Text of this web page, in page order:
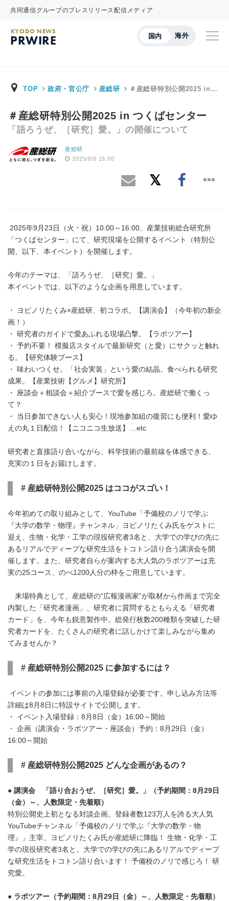
共同通信グループのプレスリリース配信メディア
国内 海外
KYODO NEWS
PRWIRE
TOP 政府・官公庁 産総研 ＃産総研特別公開2025 in…
＃産総研特別公開2025 in つくばセンター
「語ろうぜ、［研究］愛。」の開催について
産総研
2025/8/8 16:00
2025年9月23日（火・祝）10:00～16:00、産業技術総合研究所
「つくばセンター」にて、研究現場を公開するイベント（特別公
開、以下、本イベント）を開催します。
今年のテーマは、「語ろうぜ、［研究］愛。」
本イベントでは、以下のような企画を用意しています。
・ ヨビノリたくみ×産総研、初コラボ。【講演会】（今年初の新企
画！）
・ 研究者のガイドで愛あふれる現場凸撃。【ラボツアー】
・ 予約不要！ 模擬店スタイルで最新研究（と愛）にサクッと触れ
る。【研究体験ブース】
・ 味わいつくせ。「社会実装」という愛の結晶。食べられる研究
成果。【産業技術【グルメ】研究所】
・ 座談会＋相談会＋紹介ブースで愛を感じろ。産総研で働くっ
て？
・ 当日参加できない人も安心！現地参加組の復習にも便利！愛ゆ
えの丸１日配信！【ニコニコ生放送】…etc
研究者と直接語り合いながら、科学技術の最前線を体感できる、
充実の１日をお届けします。
# 産総研特別公開2025 はココがスゴい！
今年初めての取り組みとして、YouTube「予備校のノリで学ぶ
『大学の数学・物理』チャンネル」ヨビノリたくみ氏をゲストに
迎え、生物・化学・工学の現役研究者3名と、大学での学びの先に
あるリアルでディープな研究生活をトコトン語り合う講演会を開
催します。また、研究者自らが案内する大人気のラボツアーは充
実の25コース、のべ1200人分の枠をご用意しています。
来場特典として、産総研の“広報漫画家”が取材から作画まで完全
内製した「研究者漫画」、研究者に質問するともらえる「研究者
カード」を、今年も鋭意製作中。総発行枚数200種類を突破した研
究者カードを、たくさんの研究者に話しかけて楽しみながら集め
てみませんか？
# 産総研特別公開2025 に参加するには？
イベントの参加には事前の入場登録が必要です。申し込み方法等
詳細は8月8日に特設サイトで公開します。
・ イベント入場登録：8月8日（金）16:00～開始
・ 企画（講演会・ラボツアー・座談会）予約：8月29日（金）
16:00～開始
# 産総研特別公開2025 どんな企画があるの？
● 講演会 「語り合おうぜ、［研究］愛。」（予約期間： 8月 29 日
（金）～、人数限定・先着順）
特別公開史上初となる対談企画。登録者数123万人を誇る大人気
YouTubeチャンネル「予備校のノリで学ぶ『大学の数学・物
理』」主宰、ヨビノリたくみ氏が産総研に降臨！ 生物・化学・工
学の現役研究者3名と、大学での学びの先にあるリアルでディープ
な研究生活をトコトン語り合います！ 予備校のノリで感じろ！ 研
究愛。
● ラボツアー（予約期間： 8月 29 日（金）～、人数限定・先着順）